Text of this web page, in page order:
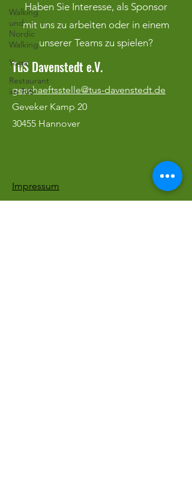
Walking
und
Nordic
Walking
Yoga
Restaurant
im TuS
Haben Sie Interesse, als Sponsor
mit uns zu arbeiten oder in einem
unserer Teams zu spielen?
TuS Davenstedt e.V.
geschaeftsstelle@tus-davenstedt.de
Geveker Kamp 20
30455 Hannover
Impressum